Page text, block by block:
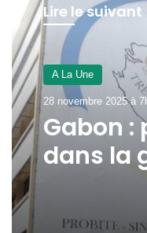
Lire le suivant
A La Une
28 novembre 2025 à
Gabon :
dans la
spéciale